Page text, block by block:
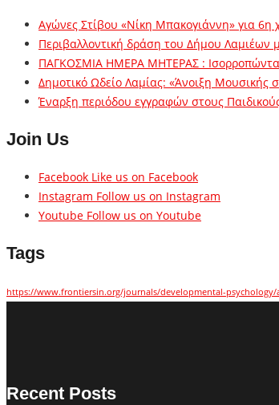
Αγώνες Στίβου «Νίκη Μπακογιάννη» για 6η
Περιβαλλοντική δράση του Δήμου Λαμιέων
ΠΑΓΚΟΣΜΙΑ ΗΜΕΡΑ ΜΗΤΕΡΑΣ :
Δημοτικό Ωδείο Λαμίας: «Άνοιξη Μουσικής
Έναρξη περιόδου εγγραφών στους
Join Us
Facebook Like us on Facebook
Instagram Follow us on Instagram
Youtube Follow us on Youtube
Tags
https://www.frontiersin.org/journals/developmental-psychology/
Recent Posts